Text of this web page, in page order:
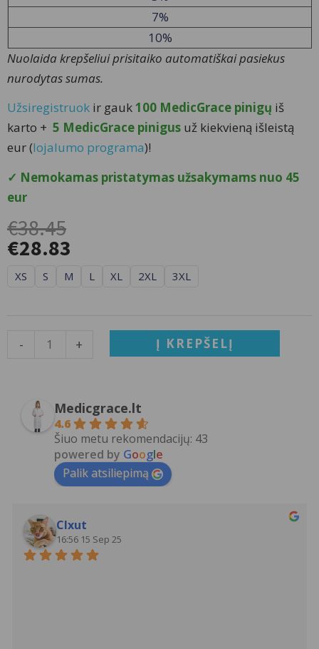
7%
10%
Nuolaida krepšeliui prisitaiko automatiškai pasiekus
nurodytas sumas.
Užsiregistruok ir gauk100 MedicGrace pinigų iš
karto + 5 MedicGrace pinigus už kiekvieną išleistą
eur (lojalumo programa)!
✓ Nemokamas pristatymas užsakymams nuo 45
eur
€38.45
€28.83
XS S M L XL 2XL 3XL
-
produkto
medicininės
tamprios
elastanu
MSP01BL
+ Į KREPŠELĮ
Medicgrace.lt
4.6
Šiuo metu rekomendacijų: 43
powered by Google
Palik atsiliepimą
Clxut
16:56 15 Sep 25